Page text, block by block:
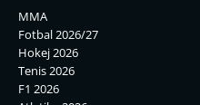
MMA
Fotbal 2026/27
Hokej 2026
Tenis 2026
F1 2026